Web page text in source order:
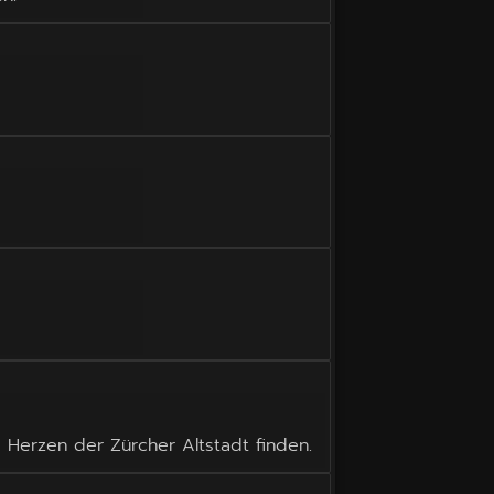
der Zürcher Altstadt finden.